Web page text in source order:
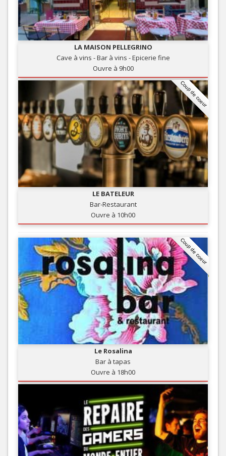
LA MAISON PELLEGRINO
Cave à vins - Bar à vins - Epicerie fine
Ouvre à 9h00
Coup de coeur
LE BATELEUR
Bar-Restaurant
Ouvre à 10h00
Coup de coeur
Le Rosalina
Bar à tapas
Ouvre à 18h00